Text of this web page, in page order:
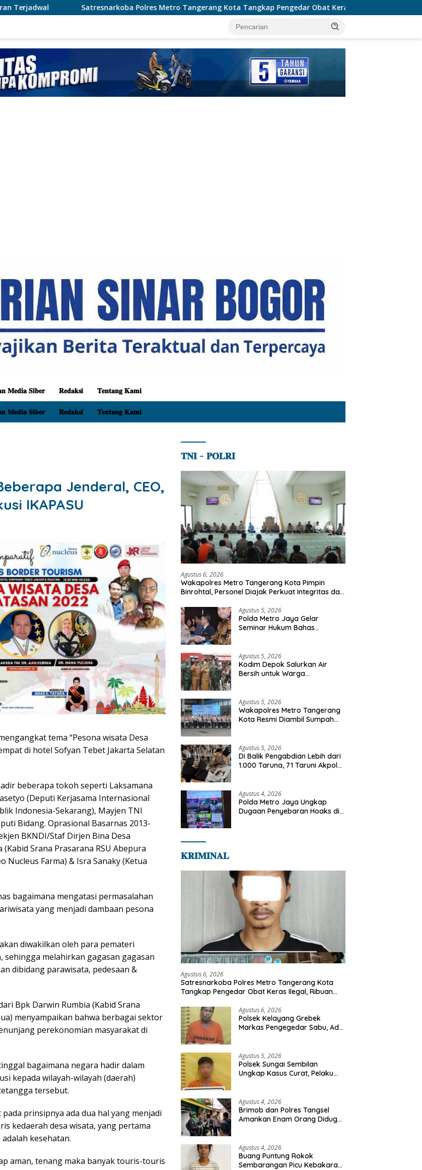
Polres Metro Tangerang Kota Tangkap Pengedar Obat Keras Ilegal, Ribuan Butir Tramadol dan Hexymer
𝐌𝐞𝐝𝐢𝐚 𝐒𝐢𝐛𝐞𝐫 𝐑𝐞𝐝𝐚𝐤𝐬𝐢 𝐓𝐞𝐧𝐭𝐚𝐧𝐠 𝐊𝐚𝐦𝐢
𝐌𝐞𝐝𝐢𝐚 𝐒𝐢𝐛𝐞𝐫 𝐑𝐞𝐝𝐚𝐤𝐬𝐢 𝐓𝐞𝐧𝐭𝐚𝐧𝐠 𝐊𝐚𝐦𝐢
Jenderal, CEO,
IKAPASU
tema “Pesona wisata Desa
di hotel Sofyan Tebet Jakarta Selatan
beberapa tokoh seperti Laksamana
(Deputi Kerjasama Internasional
Indonesia-Sekarang), Mayjen TNI
Bidang. Oprasional Basarnas 2013-
BKNDI/Staf Dirjen Bina Desa
Srana Prasarana RSU Abepura
Nucleus Farma) & Isra Sanaky (Ketua
bagaimana mengatasi permasalahan
yang menjadi dambaan pesona
diwakilkan oleh para pemateri
melahirkan gagasan gagasan
dibidang parawisata, pedesaan &
Bpk Darwin Rumbia (Kabid Srana
menyampaikan bahwa berbagai sektor
perekonomian masyarakat di
bagaimana negara hadir dalam
kepada wilayah-wilayah (daerah)
tersebut.
prinsipnya ada dua hal yang menjadi
kedaerah desa wisata, yang pertama
kesehatan.
aman, tenang maka banyak touris-touris
𝐓𝐍𝐈 – 𝐏𝐎𝐋𝐑𝐈
Agustus 6, 2026
Wakapolres Metro Tangerang Kota Pimpin
Binrohtal, Personel Diajak Perkuat Integritas dan
Agustus 5, 2026
Polda Metro Jaya Gelar
Seminar Hukum Bahas
Agustus 5, 2026
Kodim Depok Salurkan Air
Bersih untuk Warga
Agustus 5, 2026
Wakapolres Metro Tangerang
Kota Resmi Diambil Sumpah
kepada Masyarakat
Agustus 5, 2026
Di Balik Pengabdian Lebih dari
1.000 Taruna, 71 Taruni Akpol
Agustus 4, 2026
Polda Metro Jaya Ungkap
Dugaan Penyebaran Hoaks di
𝐊𝐑𝐈𝐌𝐈𝐍𝐀𝐋
Agustus 6, 2026
Satresnarkoba Polres Metro Tangerang Kota
Tangkap Pengedar Obat Keras Ilegal, Ribuan
Agustus 6, 2026
Polsek Kelayang Grebek
Markas Pengegedar Sabu, Ada
Agustus 5, 2026
Polsek Sungai Sembilan
Ungkap Kasus Curat, Pelaku
Agustus 4, 2026
Brimob dan Polres Tangsel
Amankan Enam Orang Diduga
Agustus 4, 2026
Buang Puntung Rokok
Sembarangan Picu Kebakaran